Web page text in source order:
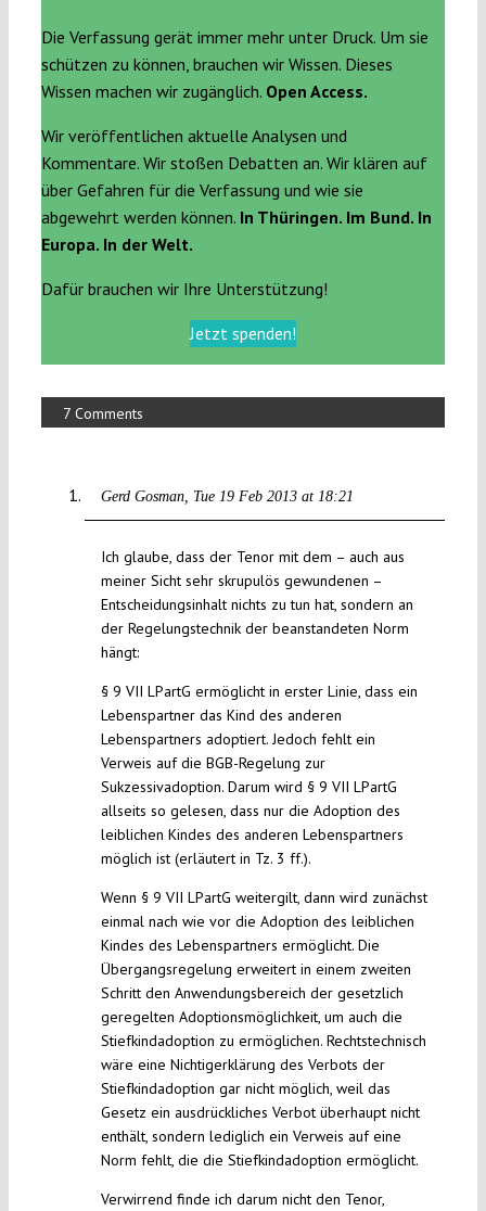
Die Verfassung gerät immer mehr unter Druck. Um sie
schützen zu können, brauchen wir Wissen. Dieses
Wissen machen wir zugänglich. Open Access.
Wir veröffentlichen aktuelle Analysen und
Kommentare. Wir stoßen Debatten an. Wir klären auf
über Gefahren für die Verfassung und wie sie
abgewehrt werden können. In Thüringen. Im Bund. In
Europa. In der Welt.
Dafür brauchen wir Ihre Unterstützung!
Jetzt spenden!
7 Comments
Gerd Gosman Tue 19 Feb 2013 at 18:21
Ich glaube, dass der Tenor mit dem – auch aus
meiner Sicht sehr skrupulös gewundenen –
Entscheidungsinhalt nichts zu tun hat, sondern an
der Regelungstechnik der beanstandeten Norm
hängt:
§ 9 VII LPartG ermöglicht in erster Linie, dass ein
Lebenspartner das Kind des anderen
Lebenspartners adoptiert. Jedoch fehlt ein
Verweis auf die BGB-Regelung zur
Sukzessivadoption. Darum wird § 9 VII LPartG
allseits so gelesen, dass nur die Adoption des
leiblichen Kindes des anderen Lebenspartners
möglich ist (erläutert in Tz. 3 ff.).
Wenn § 9 VII LPartG weitergilt, dann wird zunächst
einmal nach wie vor die Adoption des leiblichen
Kindes des Lebenspartners ermöglicht. Die
Übergangsregelung erweitert in einem zweiten
Schritt den Anwendungsbereich der gesetzlich
geregelten Adoptionsmöglichkeit, um auch die
Stiefkindadoption zu ermöglichen. Rechtstechnisch
wäre eine Nichtigerklärung des Verbots der
Stiefkindadoption gar nicht möglich, weil das
Gesetz ein ausdrückliches Verbot überhaupt nicht
enthält, sondern lediglich ein Verweis auf eine
Norm fehlt, die die Stiefkindadoption ermöglicht.
Verwirrend finde ich darum nicht den Tenor,